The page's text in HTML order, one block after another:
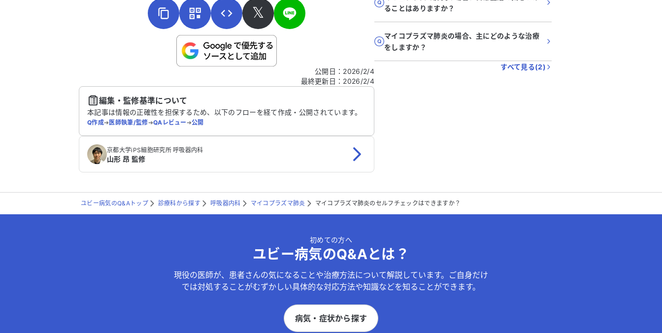
こちらは送信専用のフォームです。氏名やご自身の病気の詳細などの個人情報は入れないでくだ
𝕏
公開日 ： 2026/2/4
最終更新日 ： 2026/2/4
編集・監修基準について
本記事は情報の正確性を担保するため、以下のフローを経て作成・公開されています。
Q作成➔医師執筆/監修➔QAレビュー➔公開
京都大学iPS細胞研究所 呼吸器内科
山形 昂 監修
ることはありますか？
マイコプラズマ肺炎の場合、主にどのような治療
をしますか？
すべて見る(2)
ユビー病気のQ&Aトップ 診療科から探す 呼吸器内科 マイコプラズマ肺炎 マイコプラズマ肺炎のセルフチェックはできますか？
初めての方へ
ユビー病気のQ&Aとは？
現役の医師が、患者さんの気になることや治療方法について解説しています。ご自身だけ
では対処することがむずかしい具体的な対応方法や知識などを知ることができます。
病気・症状から探す